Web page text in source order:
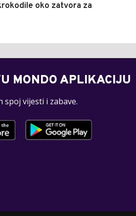
oko zatvora za
MONDO APLIKACIJU
spoj vijesti i zabave.